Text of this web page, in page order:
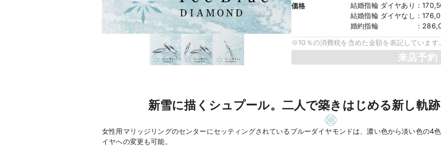
価格 結婚指輪 ダイヤあり ：
結婚指輪 ダイヤなし ：
婚約指輪
：
※10％の消費税を含めた金額を表記しています
来店予約
新雪に描くシュプール。二人で築きはじめる新し軌
女性用マリッジリングのセンターにセッティングされているブルーダイヤモンドは、濃い色から淡い色の4
イヤへの変更も可能。